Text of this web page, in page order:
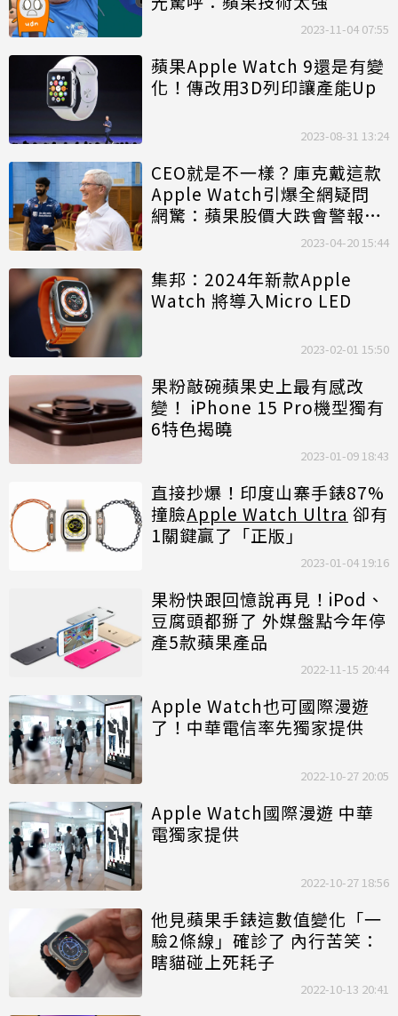
2023-11-04 07:55
蘋果Apple Watch 9還是有變
化！傳改用3D列印讓產能Up
2023-08-31 13:24
CEO就是不一樣？庫克戴這款
Apple Watch引爆全網疑問
網驚：蘋果股價大跌會警報狂
2023-04-20 15:44
集邦：2024年新款Apple
Watch 將導入Micro LED
2023-02-01 15:50
果粉敲碗蘋果史上最有感改
變！ iPhone 15 Pro機型獨有
6特色揭曉
2023-01-09 18:43
直接抄爆！印度山寨手錶87%
撞臉Apple Watch Ultra 卻有
1關鍵贏了「正版」
2023-01-04 19:16
果粉快跟回憶說再見！iPod、
豆腐頭都掰了 外媒盤點今年停
產5款蘋果產品
2022-11-15 20:44
Apple Watch也可國際漫遊
了！中華電信率先獨家提供
2022-10-27 20:05
Apple Watch國際漫遊 中華
電獨家提供
2022-10-27 18:56
他見蘋果手錶這數值變化「一
驗2條線」確診了 內行苦笑：
瞎貓碰上死耗子
2022-10-13 20:41